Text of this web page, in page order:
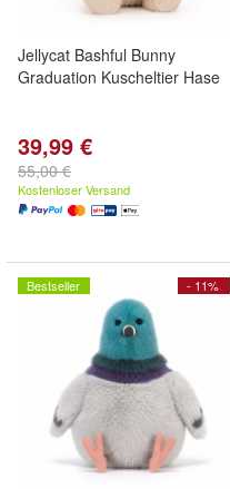
Jellycat Bashful Bunny
Graduation Kuscheltier Hase
39,99 €
55,00 €
Kostenloser Versand
- 11%
Bestseller